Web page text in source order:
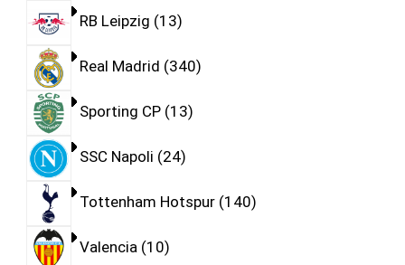
RB Leipzig 13
Real Madrid 340
Sporting CP 13
SSC Napoli 24
Tottenham Hotspur 140
Valencia 10